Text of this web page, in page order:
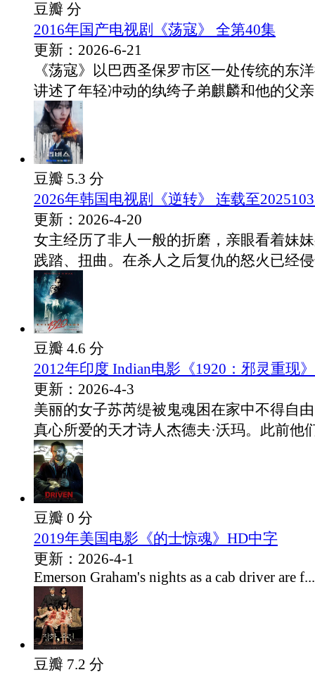
豆瓣 分
2016年国产电视剧《荡寇》 全第40集
更新：2026-6-21
《荡寇》以巴西圣保罗市区一处传统的东
讲述了年轻冲动的纨绔子弟麒麟和他的父
豆瓣 5.3 分
2026年韩国电视剧《逆转》 连载至
更新：2026-4-20
女主经历了非人一般的折磨，亲眼看着妹
践踏、扭曲。在杀人之后复仇的怒火已经
豆瓣 4.6 分
2012年印度 Indian电影《1920：邪灵重现
更新：2026-4-3
美丽的女子苏芮缇被鬼魂困在家中不得自
真心所爱的天才诗人杰德夫·沃玛。此前他
豆瓣 0 分
2019年美国电影《的士惊魂》HD中字
更新：2026-4-1
Emerson Graham's nights as a cab driver are f...
豆瓣 7.2 分